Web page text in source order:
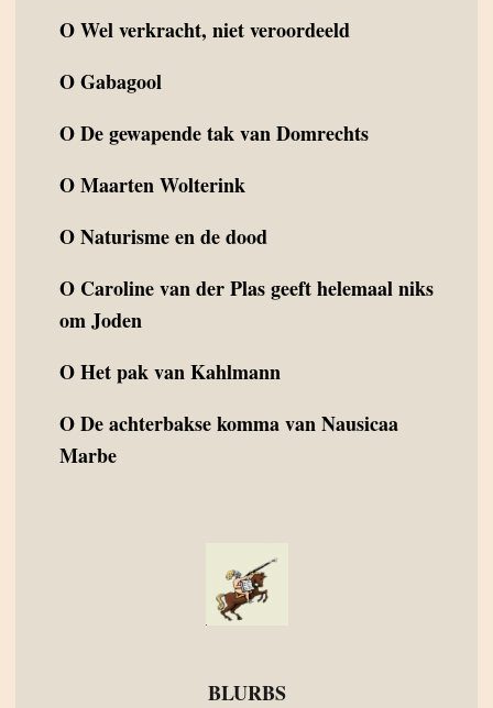
OWel verkracht, niet veroordeeld
OGabagool
ODe gewapende tak van Domrechts
OMaarten Wolterink
ONaturisme en de dood
O Caroline van der Plas geeft helemaal niks
om Joden
OHet pak van Kahlmann
ODe achterbakse komma van Nausicaa
Marbe
BLURBS